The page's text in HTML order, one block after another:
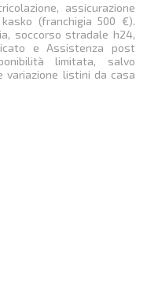
assicurazione
(franchigia 500 €).
soccorso stradale h24,
e Assistenza post
limitata, salvo
variazione listini da casa